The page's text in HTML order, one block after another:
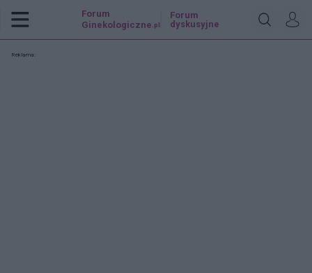
Forum
Ginekologiczne .pl
Forum
dyskusyjne
Reklama: